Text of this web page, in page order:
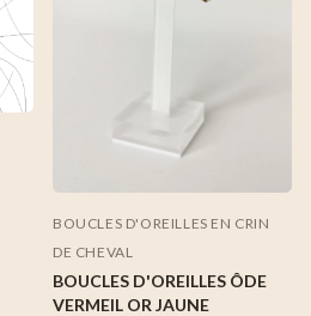
BOUCLES D'OREILLES EN CRIN
DE CHEVAL
BOUCLES D'OREILLES ÔDE
VERMEIL OR JAUNE